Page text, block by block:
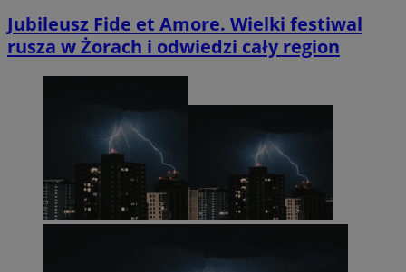
Jubileusz Fide et Amore. Wielki festiwal
rusza w Żorach i odwiedzi cały region